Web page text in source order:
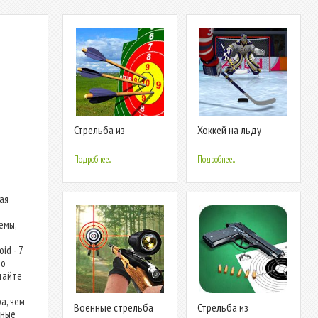
- 7
чем
Стрельба из
Стрельба на
меткость.
Подробнее...
Хоккей на льду
Подробнее...
Военные стрельба
Стрельба из